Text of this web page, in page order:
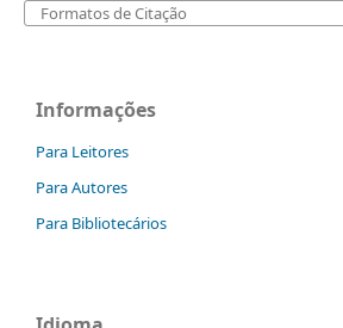
Formatos de Citação
Informações
Para Leitores
Para Autores
Para Bibliotecários